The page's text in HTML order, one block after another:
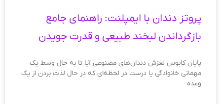
پروتز دندان با ایمپلنت: راهنمای جامع
بازگرداندن لبخند طبیعی و قدرت جویدن
پایان کابوس لغزش دندان‌های مصنوعی آیا تا به حال وسط یک
مهمانی خانوادگی یا درست در لحظه‌ای که در حال لذت بردن از یک
وعده